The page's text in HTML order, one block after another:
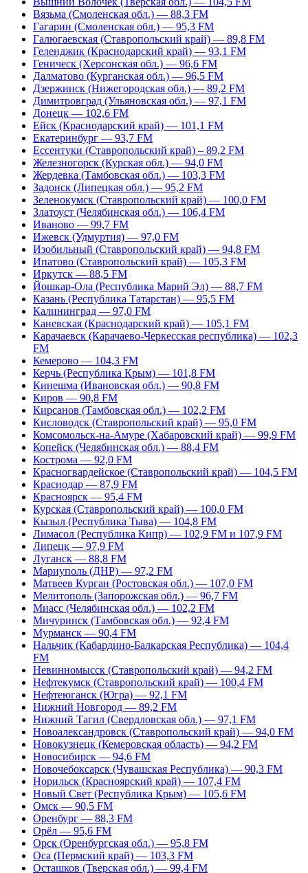
Вязьма (Смоленская обл.) — 88,3 FM
Гагарин (Смоленская обл.) — 95,3 FM
Галюгаевская (Ставропольский край) — 89,8 FM
Геленджик (Краснодарский край) — 93,1 FM
Геническ (Херсонская обл.) — 96,6 FM
Далматово (Курганская обл.) — 96,5 FM
Дзержинск (Нижегородская обл.) — 89,2 FM
Димитровград (Ульяновская обл.) — 97,1 FM
Донецк — 102,6 FM
Ейск (Краснодарский край) — 101,1 FM
Екатеринбург — 93,7 FM
Ессентуки (Ставропольский край) – 89,2 FM
Железногорск (Курская обл.) — 94,0 FM
Жердевка (Тамбовская обл.) — 103,3 FM
Задонск (Липецкая обл.) — 95,2 FM
Зеленокумск (Ставропольский край) — 100,0 FM
Златоуст (Челябинская обл.) — 106,4 FM
Иваново — 99,7 FM
Ижевск (Удмуртия) — 97,0 FM
Изобильный (Ставропольский край) — 94,8 FM
Ипатово (Ставропольский край) — 105,3 FM
Иркутск — 88,5 FM
Йошкар-Ола (Республика Марий Эл) — 88,7 FM
Казань (Республика Татарстан) — 95,5 FM
Калининград — 97,0 FM
Каневская (Краснодарский край) — 105,1 FM
Карачаевск (Карачаево-Черкесская республика) — 102,3
FM
Кемерово — 104,3 FM
Керчь (Республика Крым) — 101,8 FM
Кинешма (Ивановская обл.) — 90,8 FM
Киров — 90,8 FM
Кирсанов (Тамбовская обл.) — 102,2 FM
Кисловодск (Ставропольский край) — 95,0 FM
Комсомольск-на-Амуре (Хабаровский край) — 99,9 FM
Копейск (Челябинская обл.) — 88,4 FM
Кострома — 92,0 FM
Красногвардейское (Ставропольский край) — 104,5 FM
Краснодар — 87,9 FM
Красноярск — 95,4 FM
Курская (Ставропольский край) — 100,0 FM
Кызыл (Республика Тыва) — 104,8 FM
Лимасол (Республика Кипр) — 102,9 FM и 107,9 FM
Липецк — 97,9 FM
Луганск — 88,8 FM
Мариуполь (ДНР) — 97,2 FM
Матвеев Курган (Ростовская обл.) — 107,0 FM
Мелитополь (Запорожская обл.) — 96,7 FM
Миасс (Челябинская обл.) — 102,2 FM
Мичуринск (Тамбовская обл.) — 92,4 FM
Мурманск — 90,4 FM
Нальчик (Кабардино-Балкарская Республика) — 104,4
FM
Невинномысск (Ставропольский край) — 94,2 FM
Нефтекумск (Ставропольский край) — 100,4 FM
Нефтеюганск (Югра) — 92,1 FM
Нижний Новгород — 89,2 FM
Нижний Тагил (Свердловская обл.) — 97,1 FM
Новоалександровск (Ставропольский край) — 94,0 FM
Новокузнецк (Кемеровская область) — 94,2 FM
Новосибирск — 94,6 FM
Новочебоксарск (Чувашская Республика) — 90,3 FM
Норильск (Красноярский край) — 107,4 FM
Новый Свет (Республика Крым) — 105,6 FM
Омск — 90,5 FM
Оренбург — 88,3 FM
Орёл — 95,6 FM
Орск (Оренбургская обл.) — 95,8 FM
Оса (Пермский край) — 103,3 FM
Осташков (Тверская обл.) — 99,4 FM